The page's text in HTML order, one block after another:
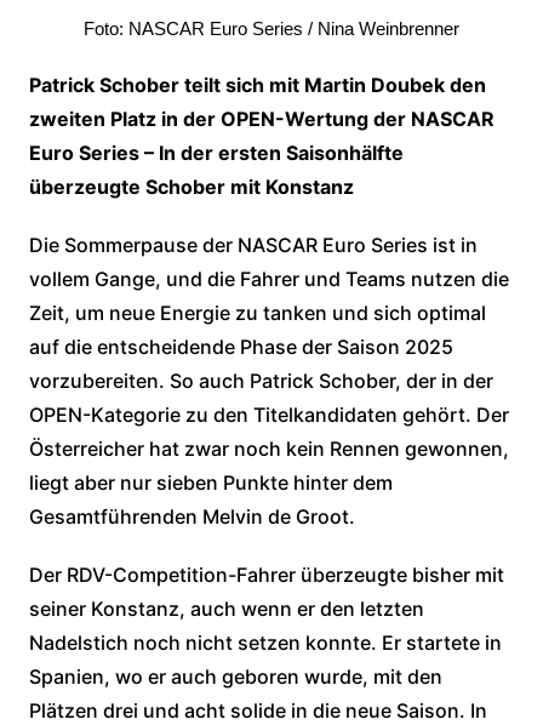
Foto: NASCAR Euro Series / Nina Weinbrenner
Patrick Schober teilt sich mit Martin Doubek den
zweiten Platz in der OPEN-Wertung der NASCAR
Euro Series – In der ersten Saisonhälfte
überzeugte Schober mit Konstanz
Die Sommerpause der NASCAR Euro Series ist in
vollem Gange, und die Fahrer und Teams nutzen die
Zeit, um neue Energie zu tanken und sich optimal
auf die entscheidende Phase der Saison 2025
vorzubereiten. So auch Patrick Schober, der in der
OPEN-Kategorie zu den Titelkandidaten gehört. Der
Österreicher hat zwar noch kein Rennen gewonnen,
liegt aber nur sieben Punkte hinter dem
Gesamtführenden Melvin de Groot.
Der RDV-Competition-Fahrer überzeugte bisher mit
seiner Konstanz, auch wenn er den letzten
Nadelstich noch nicht setzen konnte. Er startete in
Spanien, wo er auch geboren wurde, mit den
Plätzen drei und acht solide in die neue Saison. In